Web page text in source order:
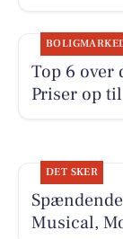
Top 6 over
Priser op
DET SKER
Musical,